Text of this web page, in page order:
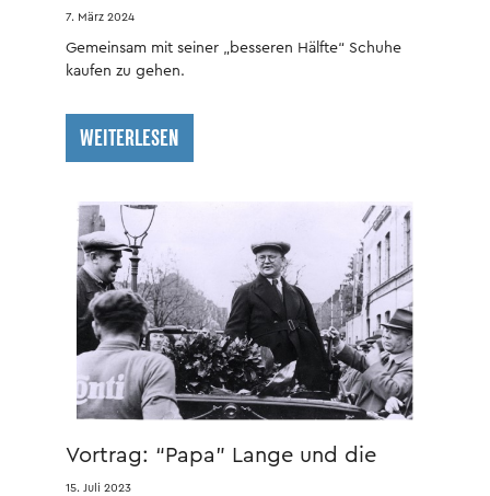
7. März 2024
Gemeinsam mit seiner „besseren Hälfte“ Schuhe
kaufen zu gehen.
WEITERLESEN
Vortrag: “Papa” Lange und die
Diamant-Räder
15. Juli 2023